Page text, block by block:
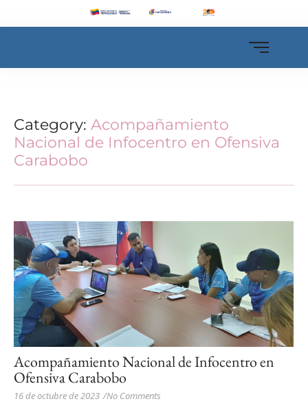
Category: Acompañamiento
Nacional de Infocentro en Ofensiva
Carabobo
Acompañamiento Nacional de Infocentro en
Ofensiva Carabobo
16 de octubre de 2023 /No Comments